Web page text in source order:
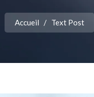
Accueil / Text Post